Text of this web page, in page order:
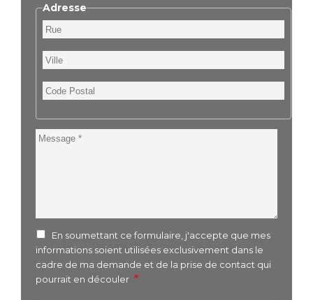
Adresse
Rue
Ville
Code
Postal
Message
En soumettant ce formulaire, j'accepte que mes
informations soient utilisées exclusivement dans le
cadre de ma demande et de la prise de contact qui
pourrait en découler